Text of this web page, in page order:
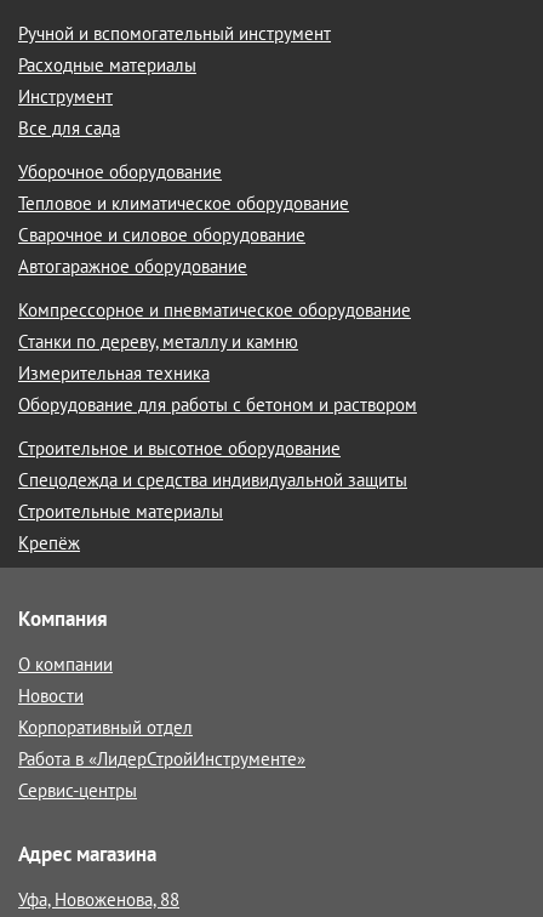
Ручной и вспомогательный инструмент
Расходные материалы
Инструмент
Все для сада
Уборочное оборудование
Тепловое и климатическое оборудование
Сварочное и силовое оборудование
Автогаражное оборудование
Компрессорное и пневматическое оборудование
Станки по дереву, металлу и камню
Измерительная техника
Оборудование для работы с бетоном и раствором
Строительное и высотное оборудование
Спецодежда и средства индивидуальной защиты
Строительные материалы
Крепёж
Компания
О компании
Новости
Корпоративный отдел
Работа в «ЛидерСтройИнструменте»
Сервис-центры
Адрес магазина
Уфа, Новоженова, 88